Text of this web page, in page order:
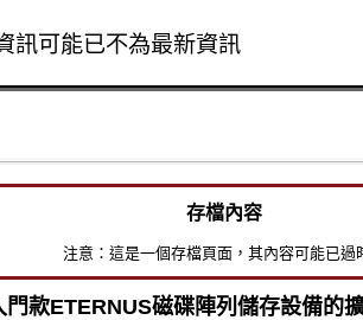
訊可能已不為最新資訊
存檔內容
注意：這是一個存檔頁面，其內容可能已過
門款ETERNUS磁碟陣列儲存設備的